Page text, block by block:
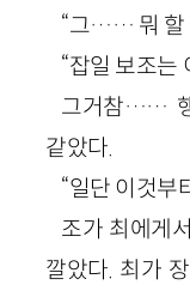
“그…… 뭐 할
“잡일 보조는
그거참……
같았다.
“일단 이것부
조가 최에게
깔았다. 최가